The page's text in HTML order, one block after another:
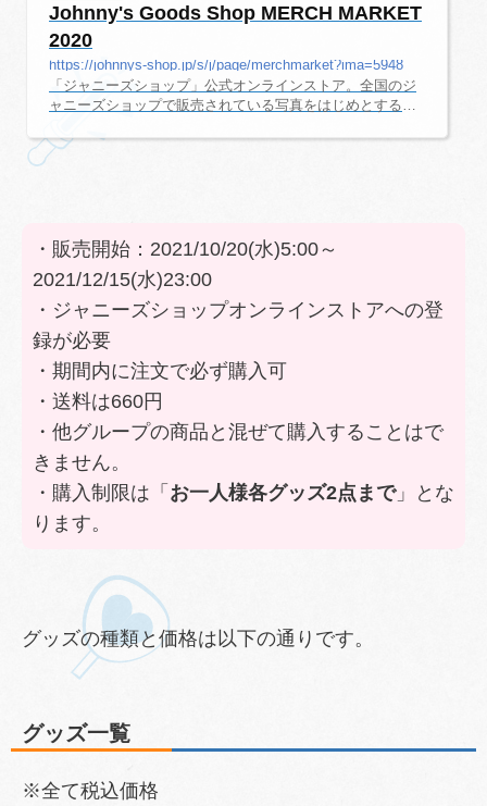
Johnny's Goods Shop MERCH MARKET
2020
https://johnnys-shop.jp/s/j/page/merchmarket?ima=5948
「ジャニーズショップ」公式オンラインストア。全国のジ
ャニーズショップで販売されている写真をはじめとする商
ただけます。
・販売開始：2021/10/20(水)5:00～
2021/12/15(水)23:00
・ジャニーズショップオンラインストアへの登
録が必要
・期間内に注文で必ず購入可
・送料は660円
・他グループの商品と混ぜて購入することはで
きません。
・購入制限は「 お一人様各グッズ2点まで」とな
ります。
グッズの種類と価格は以下の通りです。
グッズ一覧
※全て税込価格